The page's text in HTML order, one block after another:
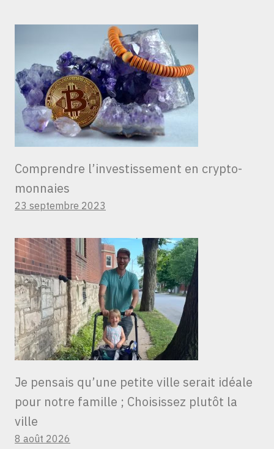
Comprendre l’investissement en crypto-
monnaies
23 septembre 2023
Je pensais qu’une petite ville serait idéale
pour notre famille ; Choisissez plutôt la
ville
8 août 2026